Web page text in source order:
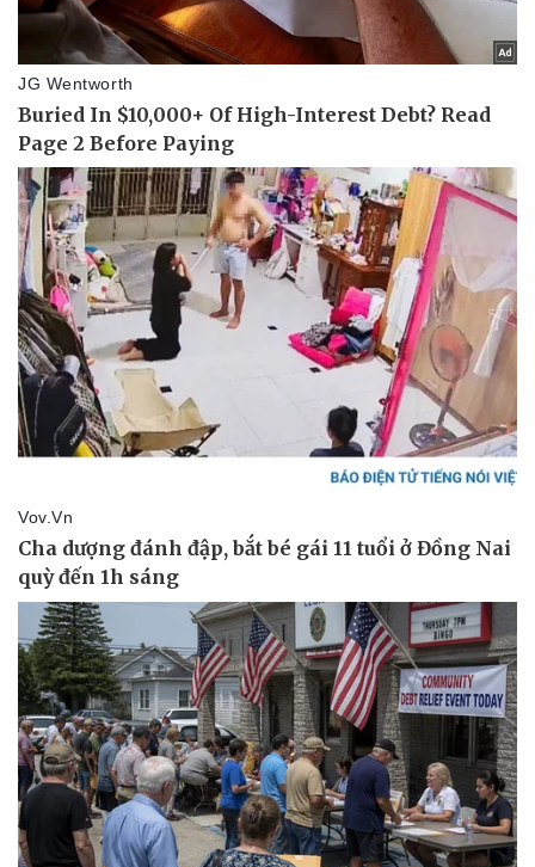
Doanh nghiệp
Thông tin doanh nghiệp
Doanh nghiệp 24h
Doanh nhân
Vì cộng đồng
Sành điệu
Tin Công nghệ
Trải nghiệm
Chuyển đổi số